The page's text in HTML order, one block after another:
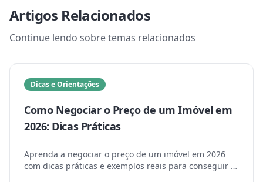
Artigos Relacionados
Continue lendo sobre temas relacionados
Dicas e Orientações
Como Negociar o Preço de um Imóvel em
2026: Dicas Práticas
Aprenda a negociar o preço de um imóvel em 2026
com dicas práticas e exemplos reais para conseguir o